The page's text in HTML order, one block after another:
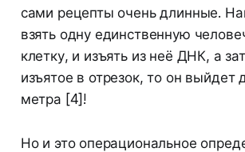
сами рецепты очень длинные.
взять одну единственную
клетку, и изъять из неё ДНК, а
изъятое в отрезок, то он выйдет
метра [4]!
Но и это операциональное